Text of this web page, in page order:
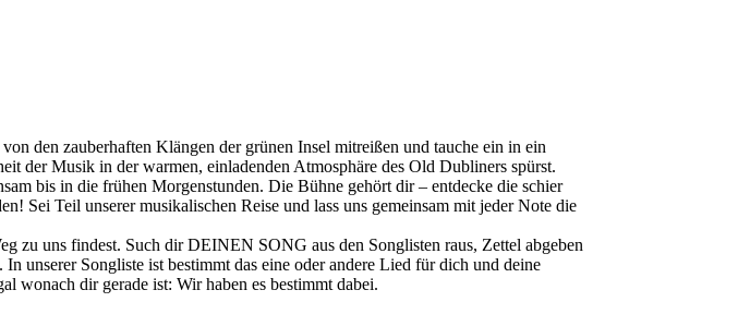
den zauberhaften Klängen der grünen Insel mitreißen und tauche ein in ein
der Musik in der warmen, einladenden Atmosphäre des Old Dubliners spürst.
bis in die frühen Morgenstunden. Die Bühne gehört dir – entdecke die schier
Sei Teil unserer musikalischen Reise und lass uns gemeinsam mit jeder Note die
zu uns findest. Such dir DEINEN SONG aus den Songlisten raus, Zettel abgeben
unserer Songliste ist bestimmt das eine oder andere Lied für dich und deine
wonach dir gerade ist: Wir haben es bestimmt dabei.